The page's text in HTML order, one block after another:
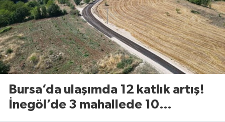
Bursa’da ulaşımda 12 katlık artış!
İnegöl’de 3 mahallede 10